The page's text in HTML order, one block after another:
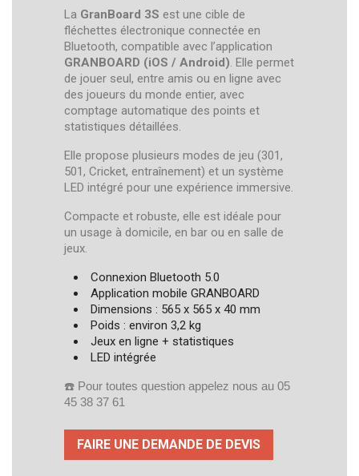
La GranBoard 3S est une cible de
fléchettes électronique connectée en
Bluetooth, compatible avec l’application
GRANBOARD (iOS / Android). Elle permet
de jouer seul, entre amis ou en ligne avec
des joueurs du monde entier, avec
comptage automatique des points et
statistiques détaillées.
Elle propose plusieurs modes de jeu (301,
501, Cricket, entraînement) et un système
LED intégré pour une expérience immersive.
Compacte et robuste, elle est idéale pour
un usage à domicile, en bar ou en salle de
jeux.
Connexion Bluetooth 5.0
Application mobile GRANBOARD
Dimensions : 565 x 565 x 40 mm
Poids : environ 3,2 kg
Jeux en ligne + statistiques
LED intégrée
☎️ Pour toutes question appelez nous au 05
45 38 37 61
FAIRE UNE DEMANDE DE DEVIS